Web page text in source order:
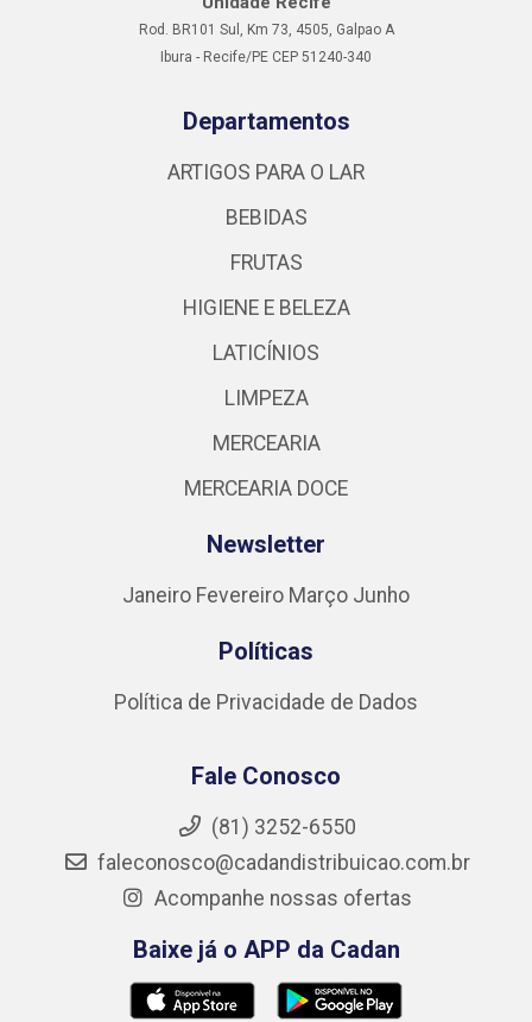
Rod. BR101 Sul, Km 73, 4505, Galpao A
Ibura - Recife/PE CEP 51240-340
Departamentos
ARTIGOS PARA O LAR
BEBIDAS
FRUTAS
HIGIENE E BELEZA
LATICÍNIOS
LIMPEZA
MERCEARIA
MERCEARIA DOCE
Newsletter
Janeiro Fevereiro Março Junho
Políticas
Política de Privacidade de Dados
Fale Conosco
(81) 3252-6550
faleconosco@cadandistribuicao.com.br
Acompanhe nossas ofertas
Baixe já o APP da Cadan